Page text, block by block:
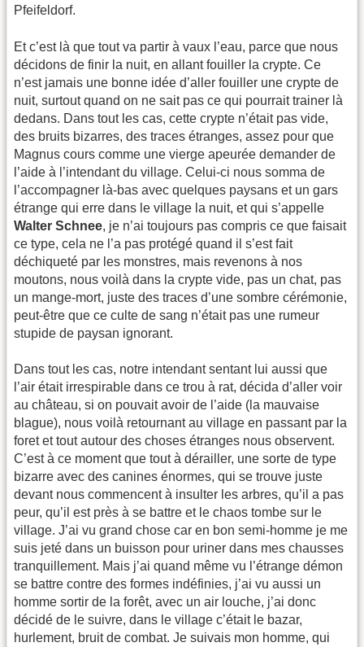
Pfeifeldorf.
Et c’est là que tout va partir à vaux l’eau, parce que nous
décidons de finir la nuit, en allant fouiller la crypte. Ce
n’est jamais une bonne idée d’aller fouiller une crypte de
nuit, surtout quand on ne sait pas ce qui pourrait trainer là
dedans. Dans tout les cas, cette crypte n’était pas vide,
des bruits bizarres, des traces étranges, assez pour que
Magnus cours comme une vierge apeurée demander de
l’aide à l’intendant du village. Celui-ci nous somma de
l’accompagner là-bas avec quelques paysans et un gars
étrange qui erre dans le village la nuit, et qui s’appelle
Walter Schnee, je n’ai toujours pas compris ce que faisait
ce type, cela ne l’a pas protégé quand il s’est fait
déchiqueté par les monstres, mais revenons à nos
moutons, nous voilà dans la crypte vide, pas un chat, pas
un mange-mort, juste des traces d’une sombre cérémonie,
peut-être que ce culte de sang n’était pas une rumeur
stupide de paysan ignorant.
Dans tout les cas, notre intendant sentant lui aussi que
l’air était irrespirable dans ce trou à rat, décida d’aller voir
au château, si on pouvait avoir de l’aide (la mauvaise
blague), nous voilà retournant au village en passant par la
foret et tout autour des choses étranges nous observent.
C’est à ce moment que tout à dérailler, une sorte de type
bizarre avec des canines énormes, qui se trouve juste
devant nous commencent à insulter les arbres, qu’il a pas
peur, qu’il est près à se battre et le chaos tombe sur le
village. J’ai vu grand chose car en bon semi-homme je me
suis jeté dans un buisson pour uriner dans mes chausses
tranquillement. Mais j’ai quand même vu l’étrange démon
se battre contre des formes indéfinies, j’ai vu aussi un
homme sortir de la forêt, avec un air louche, j’ai donc
décidé de le suivre, dans le village c’était le bazar,
hurlement, bruit de combat. Je suivais mon homme, qui